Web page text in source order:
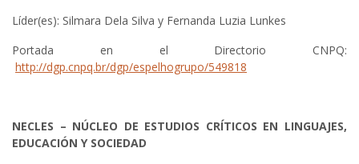
Líder(es): Silmara Dela Silva y Fernanda Luzia Lunkes
Portada en el Directorio CNPQ:
http://dgp.cnpq.br/dgp/espelhogrupo/549818
NECLES – NÚCLEO DE ESTUDIOS CRÍTICOS EN LINGUAJES,
EDUCACIÓN Y SOCIEDAD